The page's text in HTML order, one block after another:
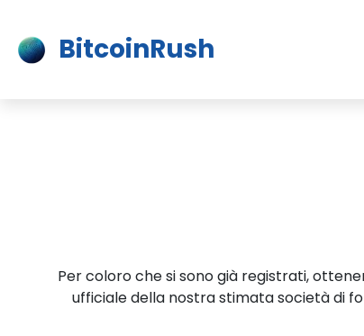
BitcoinRush
Per coloro che si sono già registrati,
ufficiale della nostra stimata società di